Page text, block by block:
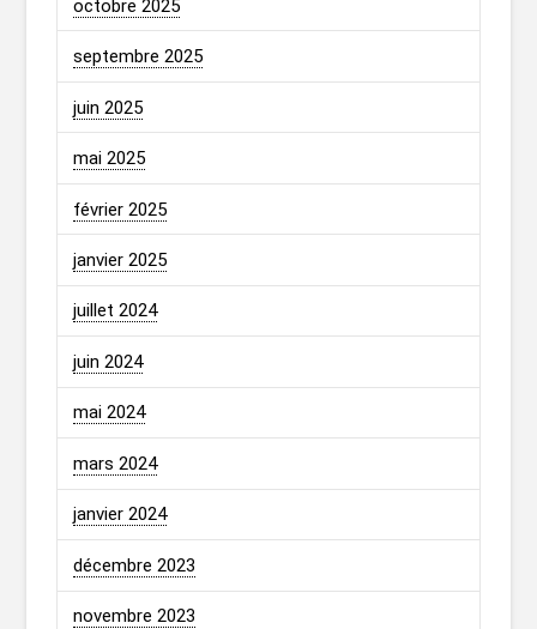
octobre 2025
septembre 2025
juin 2025
mai 2025
février 2025
janvier 2025
juillet 2024
juin 2024
mai 2024
mars 2024
janvier 2024
décembre 2023
novembre 2023